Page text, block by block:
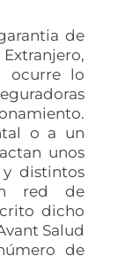
de
ocurre lo
o a un
unos
distintos
red de
dicho
Salud
de